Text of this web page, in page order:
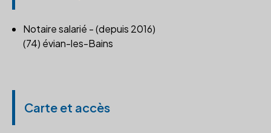
Notaire salarié - (depuis 2016)
(74) évian-les-Bains
Carte et accès